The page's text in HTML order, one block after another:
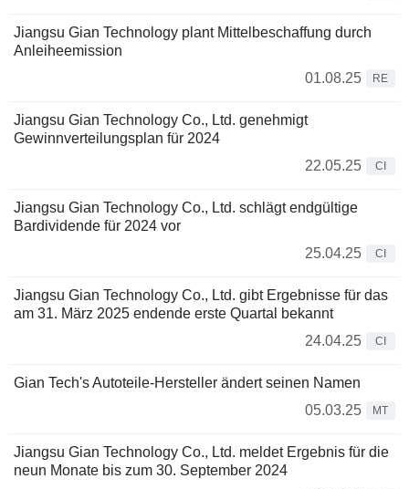
Jiangsu Gian Technology plant Mittelbeschaffung durch
Anleiheemission
01.08.25
RE
Jiangsu Gian Technology Co., Ltd. genehmigt
Gewinnverteilungsplan für 2024
22.05.25
CI
Jiangsu Gian Technology Co., Ltd. schlägt endgültige
Bardividende für 2024 vor
25.04.25
CI
Jiangsu Gian Technology Co., Ltd. gibt Ergebnisse für das
am 31. März 2025 endende erste Quartal bekannt
24.04.25
CI
Gian Tech's Autoteile-Hersteller ändert seinen Namen
05.03.25
MT
Jiangsu Gian Technology Co., Ltd. meldet Ergebnis für die
neun Monate bis zum 30. September 2024